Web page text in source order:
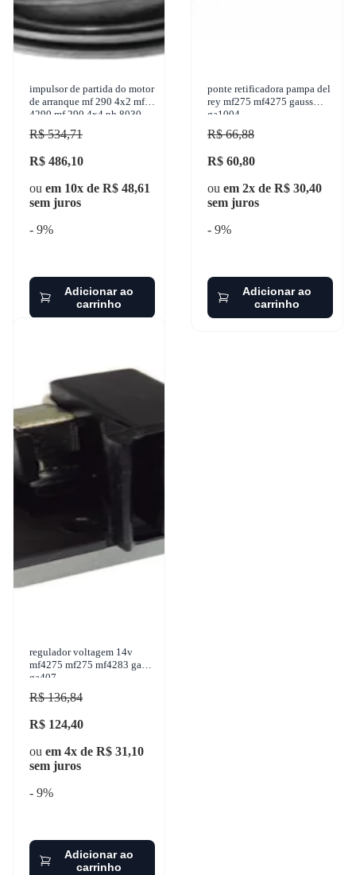
impulsor de partida do motor
de arranque mf 290 4x2 mf
4290 mf 290 4x4 nh 8030
7630 1950-2007 z
R$ 534,71
R$ 486,10
ou em 10x de R$ 48,61
sem juros
- 9%
Adicionar ao
carrinho
ponte retificadora pampa del
rey mf275 mf4275 gauss
ga1004
R$ 66,88
R$ 60,80
ou em 2x de R$ 30,40
sem juros
- 9%
Adicionar ao
carrinho
regulador voltagem 14v
mf4275 mf275 mf4283 gauss
ga407
R$ 136,84
R$ 124,40
ou em 4x de R$ 31,10
sem juros
- 9%
Adicionar ao
carrinho